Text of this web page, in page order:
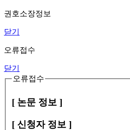
권호소장정보
닫기
오류접수
닫기
오류접수
[ 논문 정보 ]
[ 신청자 정보 ]